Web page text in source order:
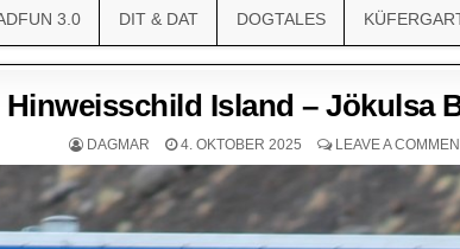
3.0 DIT & DAT DOGTALES
Hinweisschild Island – Jökulsa
DAGMAR 4. OKTOBER 2025 LEAVE A